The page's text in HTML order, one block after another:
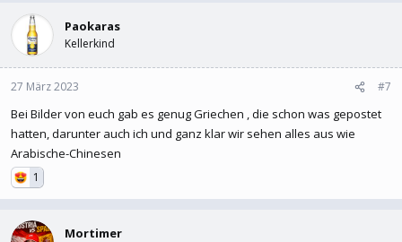
Paokaras
Kellerkind
27 März 2023 #7
Bei Bilder von euch gab es genug Griechen , die schon was gepostet
hatten, darunter auch ich und ganz klar wir sehen alles aus wie
Arabische-Chinesen
1
Mortimer